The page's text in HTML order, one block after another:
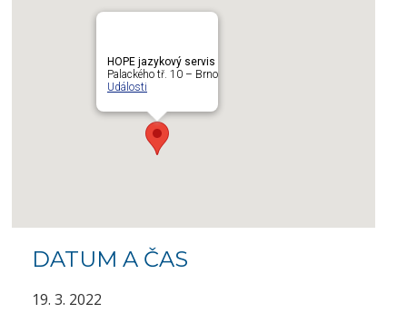
HOPE jazykový servis
Palackého tř. 10 – Brno
Události
DATUM A ČAS
19. 3. 2022